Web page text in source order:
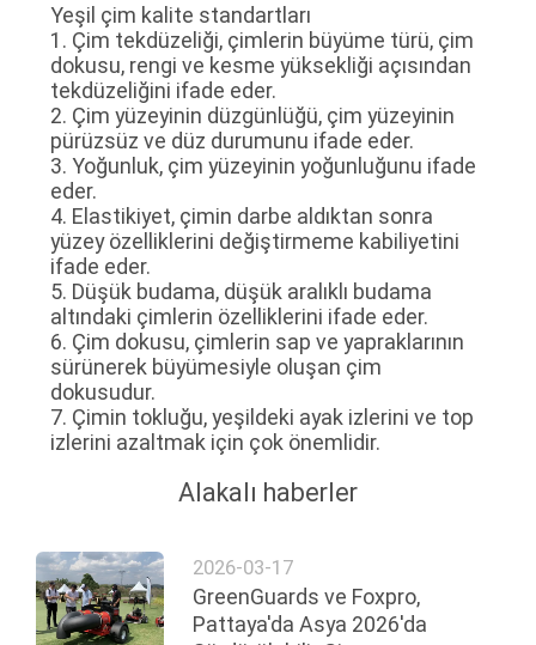
Yeşil çim kalite standartları
1. Çim tekdüzeliği, çimlerin büyüme türü, çim
dokusu, rengi ve kesme yüksekliği açısından
tekdüzeliğini ifade eder.
2. Çim yüzeyinin düzgünlüğü, çim yüzeyinin
pürüzsüz ve düz durumunu ifade eder.
3. Yoğunluk, çim yüzeyinin yoğunluğunu ifade
eder.
4. Elastikiyet, çimin darbe aldıktan sonra
yüzey özelliklerini değiştirmeme kabiliyetini
ifade eder.
5. Düşük budama, düşük aralıklı budama
altındaki çimlerin özelliklerini ifade eder.
6. Çim dokusu, çimlerin sap ve yapraklarının
sürünerek büyümesiyle oluşan çim
dokusudur.
7. Çimin tokluğu, yeşildeki ayak izlerini ve top
izlerini azaltmak için çok önemlidir.
Alakalı haberler
2026-03-17
GreenGuards ve Foxpro,
Pattaya'da Asya 2026'da